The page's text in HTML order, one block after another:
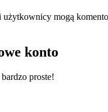
użytkownicy mogą
konto
proste!